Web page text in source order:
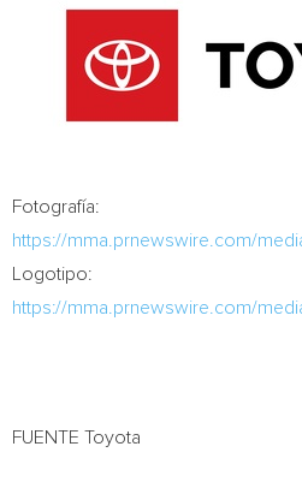
Fotografía:
https://mma.prnewswire.com/
Logotipo:
https://mma.prnewswire.com/
FUENTE Toyota